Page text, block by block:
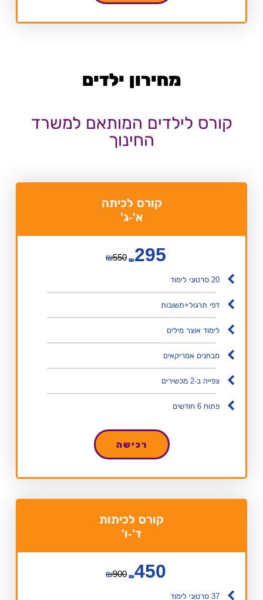
מחירון ילדים
קורס לילדים המותאם למשרד
החינוך
קורס לכיתה
א'-ג'
₪550 ₪295
20 סרטוני לימוד
דפי תרגול+תשובות
לימוד אוצר מילים
מבחנים אמריקאים
צפייה ב-2 מכשירים
פתוח 6 חודשים
רכישה
קורס לכיתות
ד'-ו'
₪900 ₪450
37 סרטוני לימוד